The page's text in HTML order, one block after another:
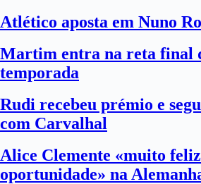
Atlético aposta em Nuno
Martim entra na reta final
temporada
Rudi recebeu prémio e
com Carvalhal
Alice Clemente «muito
oportunidade» na